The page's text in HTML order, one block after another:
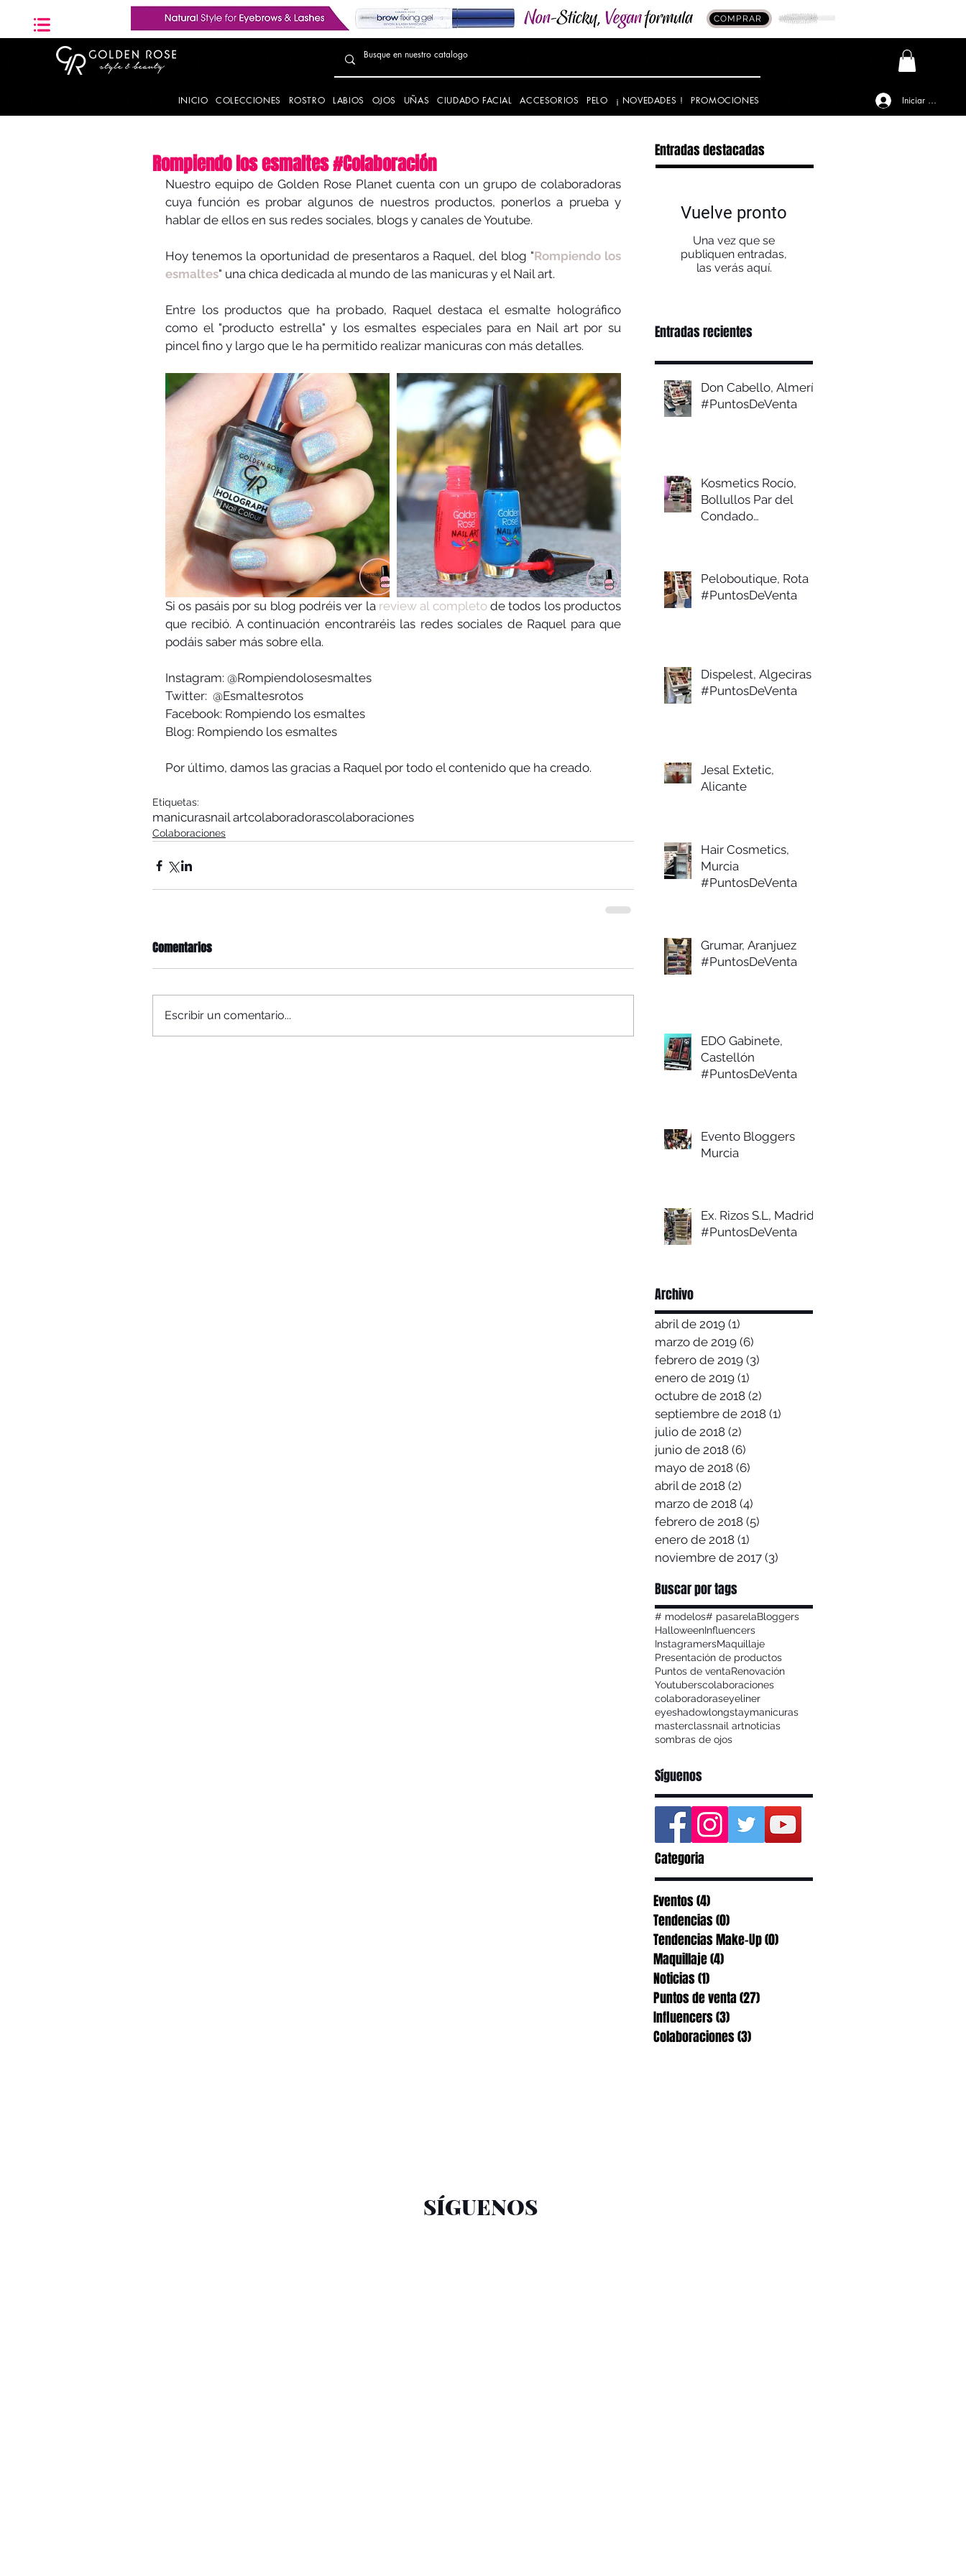
COMPRAR
INICIO COLECCIONES ROSTRO LABIOS OJOS UÑAS CIUDADO FACIAL ACCESORIOS PELO ¡ NOVEDADES ! PROMOCIONES Iniciar sesión
Rompiendo los esmaltes #Colaboración
Nuestro equipo de Golden Rose Planet cuenta con un grupo de colaboradoras
cuya función es probar algunos de nuestros productos, ponerlos a prueba y
hablar de ellos en sus redes sociales, blogs y canales de Youtube.
Hoy tenemos la oportunidad de presentaros a Raquel, del blog "Rompiendo los
esmaltes" una chica dedicada al mundo de las manicuras y el Nail art.
Entre los productos que ha probado, Raquel destaca el esmalte holográfico
como el "producto estrella" y los esmaltes especiales para en Nail art por su
pincel fino y largo que le ha permitido realizar manicuras con más detalles.
Si os pasáis por su blog podréis ver la review al completo de todos los productos
que recibió. A continuación encontraréis las redes sociales de Raquel para que
podáis saber más sobre ella.
Instagram: @Rompiendolosesmaltes
Twitter:  @Esmaltesrotos
Facebook: Rompiendo los esmaltes
Blog: Rompiendo los esmaltes
Por último, damos las gracias a Raquel por todo el contenido que ha creado.
Etiquetas:
manicurasnail artcolaboradorascolaboraciones
Colaboraciones
Comentarios
Escribir un comentario...
Entradas destacadas
Vuelve pronto
Una vez que se
publiquen entradas,
las verás aquí.
Entradas recientes
Don Cabello, Almería
#PuntosDeVenta
Kosmetics Rocío,
Bollullos Par del
Condado
Peloboutique, Rota
#PuntosDeVenta
Dispelest, Algeciras
#PuntosDeVenta
Jesal Extetic,
Alicante
Hair Cosmetics,
Murcia
#PuntosDeVenta
Grumar, Aranjuez
#PuntosDeVenta
EDO Gabinete,
Castellón
#PuntosDeVenta
Evento Bloggers
Murcia
Ex. Rizos S.L, Madrid
#PuntosDeVenta
Archivo
abril de 2019 (1)
marzo de 2019 (6)
febrero de 2019 (3)
enero de 2019 (1)
octubre de 2018 (2)
septiembre de 2018 (1)
julio de 2018 (2)
junio de 2018 (6)
mayo de 2018 (6)
abril de 2018 (2)
marzo de 2018 (4)
febrero de 2018 (5)
enero de 2018 (1)
noviembre de 2017 (3)
Buscar por tags
# modelos# pasarelaBloggers
HalloweenInfluencers
InstagramersMaquillaje
Presentación de productos
Puntos de ventaRenovación
Youtuberscolaboraciones
colaboradoraseyeliner
eyeshadowlongstaymanicuras
masterclassnail artnoticias
sombras de ojos
Síguenos
Categoria
Eventos(4)
Tendencias(0)
Tendencias Make-Up(0)
Maquillaje(4)
Noticias(1)
Puntos de venta(27)
Influencers(3)
Colaboraciones(3)
SÍGUENOS